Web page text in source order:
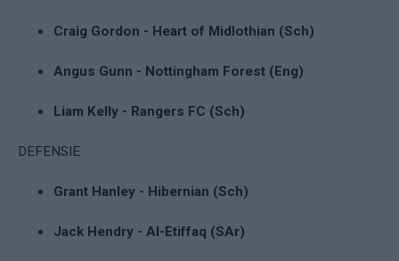
Craig Gordon - Heart of Midlothian (Sch)
Angus Gunn - Nottingham Forest (Eng)
Liam Kelly - Rangers FC (Sch)
DEFENSIE
Grant Hanley - Hibernian (Sch)
Jack Hendry - Al-Etiffaq (SAr)